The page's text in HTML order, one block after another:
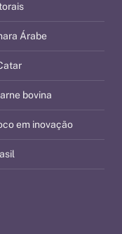
Árabe
bovina
em inovação